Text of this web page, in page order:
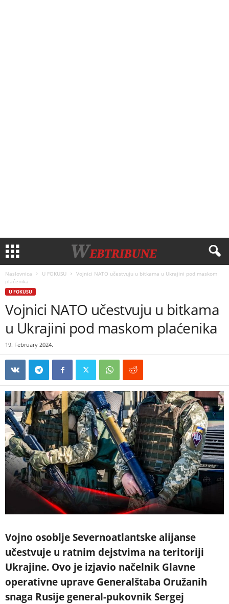
Naslovnica U FOKUSU
Vojnici NATO učestvuju u bitkama u Ukrajini pod maskom
plaćenika
U FOKUSU
Vojnici NATO učestvuju u bitkama
u Ukrajini pod maskom plaćenika
19. February 2024.
Vojno osoblje Severnoatlantske alijanse
učestvuje u ratnim dejstvima na teritoriji
Ukrajine. Ovo je izjavio načelnik Glavne
operativne uprave Generalštaba Oružanih
snaga Rusije general-pukovnik Sergej